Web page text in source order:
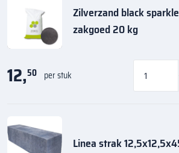
Zilverzand black
zakgoed 20 kg
12,50 per stuk
Linea strak